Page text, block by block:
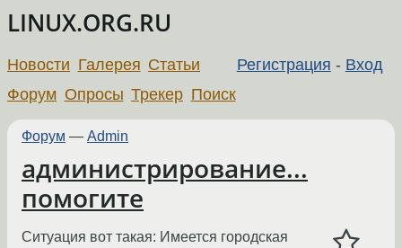
LINUX.ORG.RU
Регистрация - Вход
Новости Галерея Статьи
Форум Опросы Трекер Поиск
Форум — Admin
администрирование...
помогите
Ситуация вот такая: Имеется городская